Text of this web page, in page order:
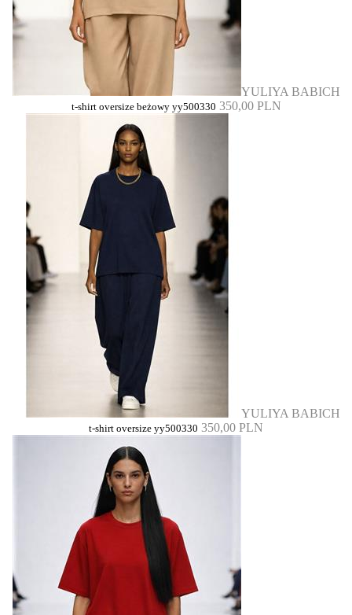
YULIYA BABICH
t-shirt oversize beżowy yy500330 350,00 PLN
YULIYA BABICH
t-shirt oversize yy500330 350,00 PLN